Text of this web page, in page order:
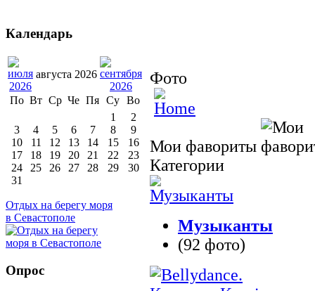
Фото
Мои фавориты
Категории
Музыканты
(92 фото)
Календарь
августа 2026
По Вт Ср Че Пя Су Во
1
2
3
4 5 6 7 8
9
10
11 12 13 14 15
16
17
18 19 20 21 22
23
24
25 26 27 28 29
30
31
Отдых на берегу моря
в Севастополе
Опрос